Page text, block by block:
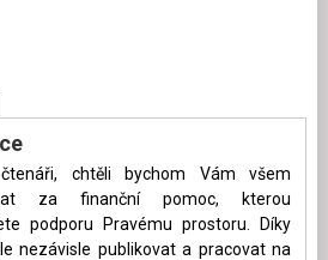
chtěli bychom Vám všem
za finanční pomoc, kterou
podporu Pravému prostoru. Díky
nezávisle publikovat a pracovat na